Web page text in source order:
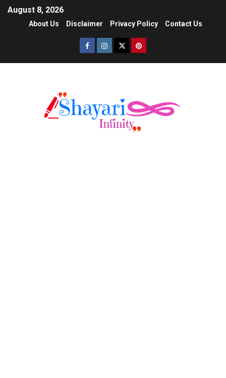
August 8, 2026
About Us Disclaimer Privacy Policy Contact Us